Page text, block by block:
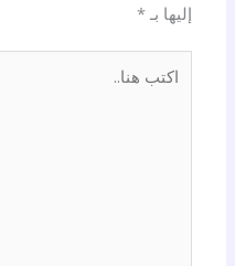
إليها بـ*
هنا..